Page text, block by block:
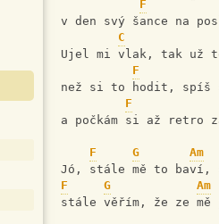
F
v den svý šance na
C
Ujel mi vlak, tak už
F
než si to hodit, spíš
F
a počkám si až retro
F G Am
Jó, stále mě to baví,
F
G Am
stále věřím, že ze